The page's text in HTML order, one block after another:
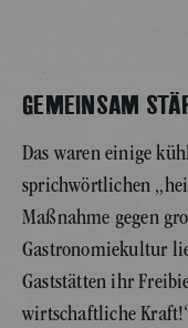
GEMEINSAM
Das waren einige
sprichwörtlichen
Maßnahme gegen
Gastronomiekultur
Gaststätten ihr
wirtschaftliche